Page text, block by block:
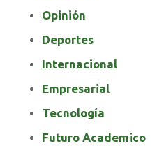
Opinión
Deportes
Internacional
Empresarial
Tecnología
Futuro Academico